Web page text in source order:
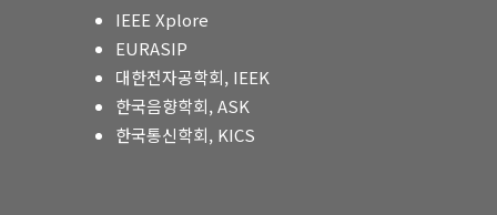
IEEE Xplore
EURASIP
대한전자공학회, IEEK
한국음향학회, ASK
한국통신학회, KICS